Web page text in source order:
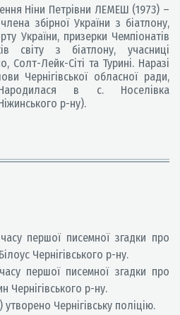
Ніни Петрівни ЛЕМЕШ (1973) –
члена збірної України з біатлону,
України, призерки Чемпіонатів
світу з біатлону, учасниці
Солт-Лейк-Сіті та Турині. Наразі
Чернігівської обласної ради,
в с. Носелівка
р-ну).
першої писемної згадки про
Чернігівського р-ну.
першої писемної згадки про
Чернігівського р-ну.
утворено Чернігівську поліцію.